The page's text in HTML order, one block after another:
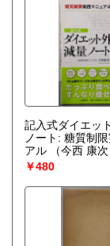
記入式ダイエッ
ノート: 糖質制
アル
（今西 康次
￥480